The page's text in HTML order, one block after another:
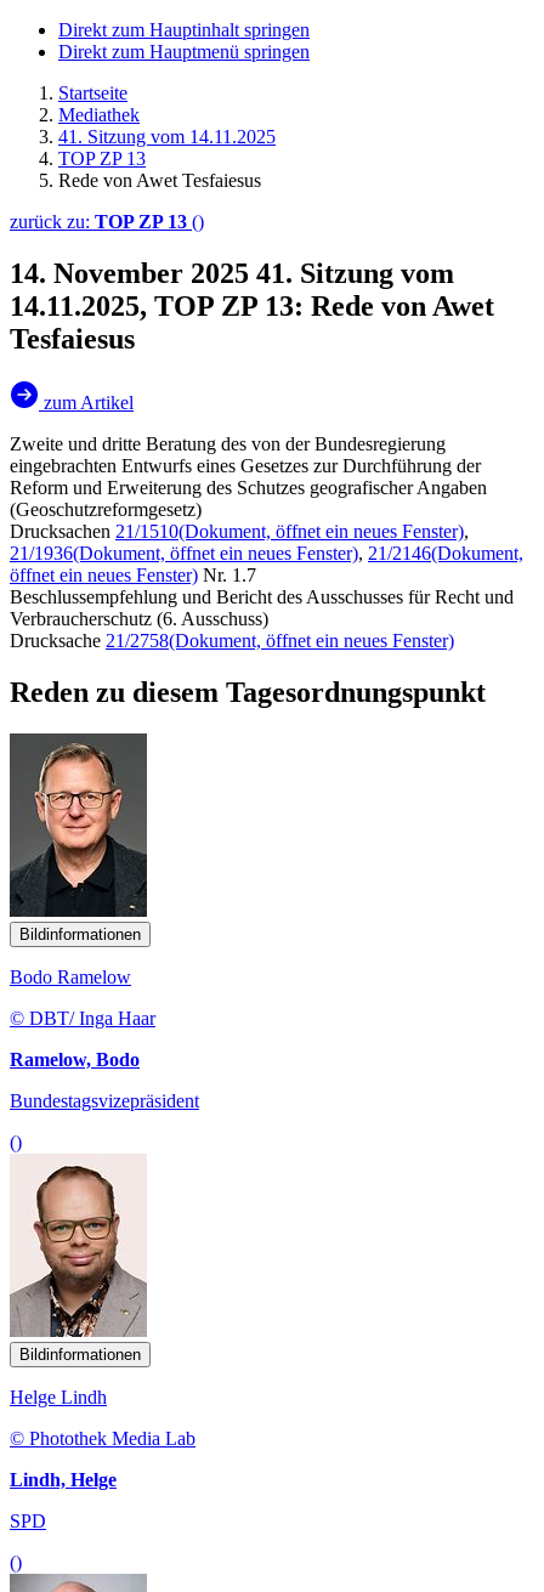
Direkt zum Hauptinhalt springen
Direkt zum Hauptmenü springen
Startseite
Mediathek
41. Sitzung vom 14.11.2025
TOP ZP 13
Rede von Awet Tesfaiesus
zurück zu: TOP ZP 13 ()
14. November 2025 41. Sitzung vom
14.11.2025, TOP ZP 13: Rede von Awet
Tesfaiesus
zum Artikel
Zweite und dritte Beratung des von der Bundesregierung
eingebrachten Entwurfs eines Gesetzes zur Durchführung der
Reform und Erweiterung des Schutzes geografischer Angaben
(Geoschutzreformgesetz)
Drucksachen 21/1510(Dokument, öffnet ein neues Fenster),
21/1936(Dokument, öffnet ein neues Fenster), 21/2146(Dokument,
öffnet ein neues Fenster) Nr. 1.7
Beschlussempfehlung und Bericht des Ausschusses für Recht und
Verbraucherschutz (6. Ausschuss)
Drucksache 21/2758(Dokument, öffnet ein neues Fenster)
Reden zu diesem Tagesordnungspunkt
Bildinformationen
Bodo Ramelow
© DBT/ Inga Haar
Ramelow, Bodo
Bundestagsvizepräsident
()
Bildinformationen
Helge Lindh
© Photothek Media Lab
Lindh, Helge
SPD
()